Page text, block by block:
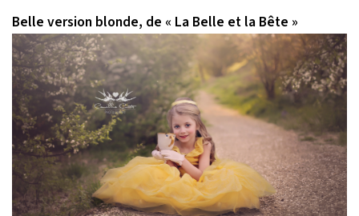
Belle version blonde, de « La Belle et la Bête »